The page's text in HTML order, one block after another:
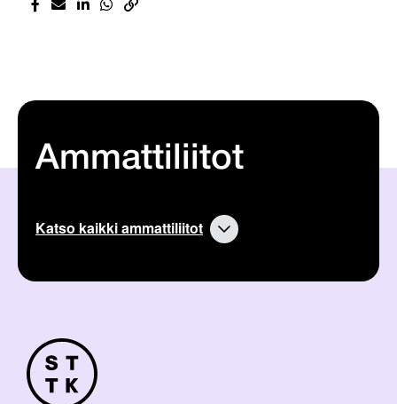
Ammattiliitot
Katso kaikki ammattiliitot